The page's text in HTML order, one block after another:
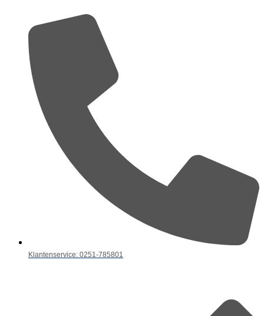
Klantenservice: 0251-785801